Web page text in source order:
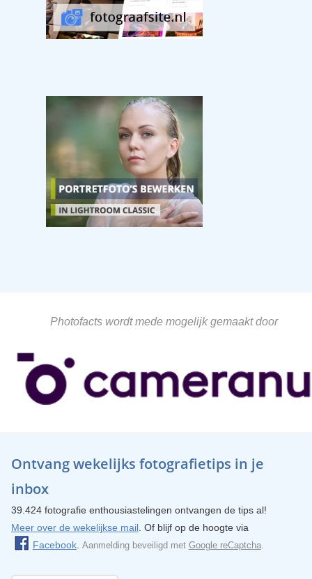
Photofacts wordt mede mogelijk gemaakt door
Ontvang wekelijks fotografietips in je
inbox
39.424 fotografie enthousiastelingen ontvangen de tips al!
Meer over de wekelijkse mail. Of blijf op de hoogte via
Facebook. Aanmelding beveiligd met Google reCaptcha.